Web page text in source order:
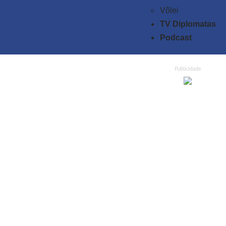
Vôlei
TV Diplomatas
Podcast
Publicidade